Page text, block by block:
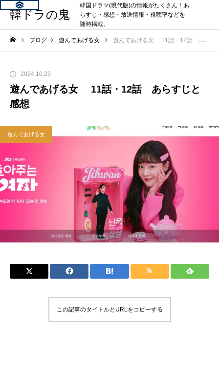
韓ドラの鬼
韓国ドラマ(現代版)の情報がたくさん！あ
らすじ・感想・放送情報・視聴率などを
随時掲載。
ブログ 遊んであげる女 遊んであげる女 11話・12話 あらすじと感想
2024.10.23
遊んであげる女 11話・12話 あらすじと
感想
遊んであげる女
この記事のタイトルとURLをコピーする